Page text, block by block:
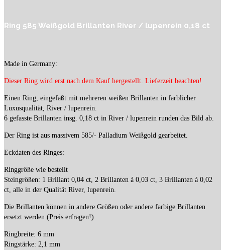
Ring 585 Weißgold Brillanten River / lupenrein 0,18 ct
Made in Germany:
Dieser Ring wird erst nach dem Kauf hergestellt. Lieferzeit beachten!
Einen Ring, eingefaßt mit mehreren weißen Brillanten in farblicher
Luxusqualität, River / lupenrein.
6 gefasste Brillanten insg. 0,18 ct in River / lupenrein runden das Bild ab.
Der Ring ist aus massivem 585/- Palladium Weißgold gearbeitet.
Eckdaten des Ringes:
Ringgröße wie bestellt
Steingrößen: 1 Brillant 0,04 ct, 2 Brillanten á 0,03 ct, 3 Brillanten á 0,02
ct, alle in der Qualität River, lupenrein.
Die Brillanten können in andere Größen oder andere farbige Brillanten
ersetzt werden (Preis erfragen!)
Ringbreite: 6 mm
Ringstärke: 2,1 mm